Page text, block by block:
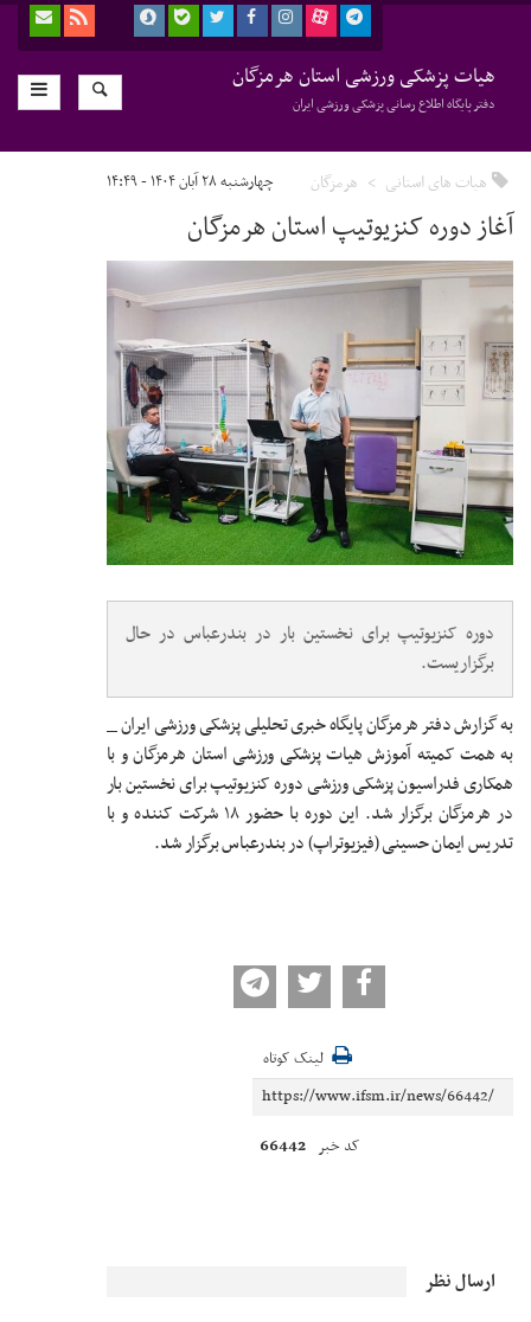
هیات پزشکی ورزشی استان هرمزگان
دفتر پایگاه اطلاع رسانی پزشکی ورزشی ایران
هیات های استانی هرمزگان چهارشنبه ۲۸ آبان ۱۴۰۴ - ۱۴:۴۹
آغاز دوره کنزیوتیپ استان هرمزگان
دوره کنزیوتیپ برای نخستین بار در بندرعباس در حال
برگزاریست.
به گزارش دفتر هرمزگان پایگاه خبری تحلیلی پزشکی ورزشی ایران _
به همت کمیته آموزش هیات پزشکی ورزشی استان هرمزگان و با
همکاری فدراسیون پزشکی ورزشی دوره کنزیوتیپ برای نخستین بار
در هرمزگان برگزار شد. این دوره با حضور ۱۸ شرکت کننده و با
تدریس ایمان حسینی (فیزیوتراپ) در بندرعباس برگزار شد.
لینک کوتاه
کد خبر 66442
ارسال نظر